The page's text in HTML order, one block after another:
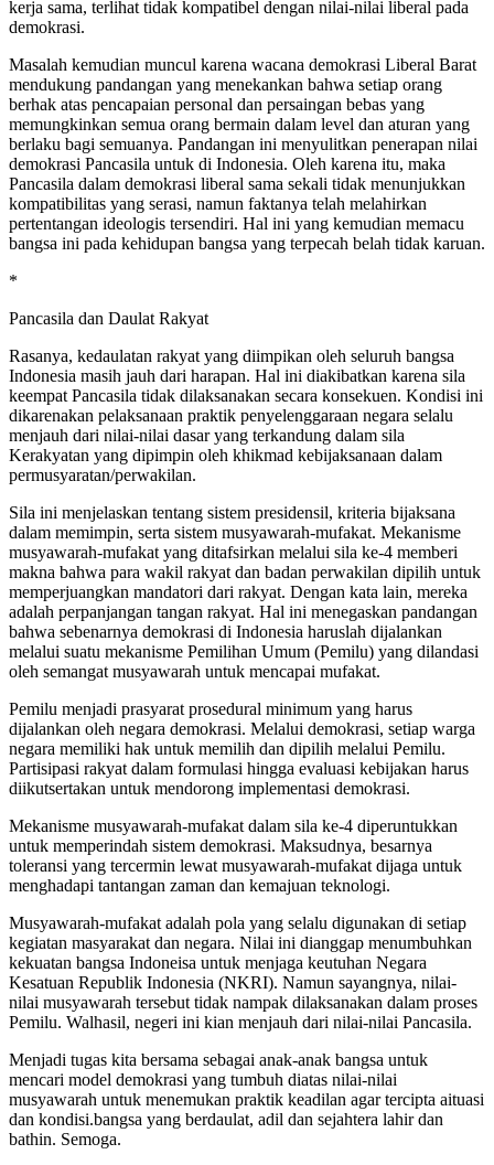
kerja sama, terlihat tidak kompatibel dengan nilai-nilai liberal pada
demokrasi.
Masalah kemudian muncul karena wacana demokrasi Liberal Barat
mendukung pandangan yang menekankan bahwa setiap orang
berhak atas pencapaian personal dan persaingan bebas yang
memungkinkan semua orang bermain dalam level dan aturan yang
berlaku bagi semuanya. Pandangan ini menyulitkan penerapan nilai
demokrasi Pancasila untuk di Indonesia. Oleh karena itu, maka
Pancasila dalam demokrasi liberal sama sekali tidak menunjukkan
kompatibilitas yang serasi, namun faktanya telah melahirkan
pertentangan ideologis tersendiri. Hal ini yang kemudian memacu
bangsa ini pada kehidupan bangsa yang terpecah belah tidak karuan.
*
Pancasila dan Daulat Rakyat
Rasanya, kedaulatan rakyat yang diimpikan oleh seluruh bangsa
Indonesia masih jauh dari harapan. Hal ini diakibatkan karena sila
keempat Pancasila tidak dilaksanakan secara konsekuen. Kondisi ini
dikarenakan pelaksanaan praktik penyelenggaraan negara selalu
menjauh dari nilai-nilai dasar yang terkandung dalam sila
Kerakyatan yang dipimpin oleh khikmad kebijaksanaan dalam
permusyaratan/perwakilan.
Sila ini menjelaskan tentang sistem presidensil, kriteria bijaksana
dalam memimpin, serta sistem musyawarah-mufakat. Mekanisme
musyawarah-mufakat yang ditafsirkan melalui sila ke-4 memberi
makna bahwa para wakil rakyat dan badan perwakilan dipilih untuk
memperjuangkan mandatori dari rakyat. Dengan kata lain, mereka
adalah perpanjangan tangan rakyat. Hal ini menegaskan pandangan
bahwa sebenarnya demokrasi di Indonesia haruslah dijalankan
melalui suatu mekanisme Pemilihan Umum (Pemilu) yang dilandasi
oleh semangat musyawarah untuk mencapai mufakat.
Pemilu menjadi prasyarat prosedural minimum yang harus
dijalankan oleh negara demokrasi. Melalui demokrasi, setiap warga
negara memiliki hak untuk memilih dan dipilih melalui Pemilu.
Partisipasi rakyat dalam formulasi hingga evaluasi kebijakan harus
diikutsertakan untuk mendorong implementasi demokrasi.
Mekanisme musyawarah-mufakat dalam sila ke-4 diperuntukkan
untuk memperindah sistem demokrasi. Maksudnya, besarnya
toleransi yang tercermin lewat musyawarah-mufakat dijaga untuk
menghadapi tantangan zaman dan kemajuan teknologi.
Musyawarah-mufakat adalah pola yang selalu digunakan di setiap
kegiatan masyarakat dan negara. Nilai ini dianggap menumbuhkan
kekuatan bangsa Indoneisa untuk menjaga keutuhan Negara
Kesatuan Republik Indonesia (NKRI). Namun sayangnya, nilai-
nilai musyawarah tersebut tidak nampak dilaksanakan dalam proses
Pemilu. Walhasil, negeri ini kian menjauh dari nilai-nilai Pancasila.
Menjadi tugas kita bersama sebagai anak-anak bangsa untuk
mencari model demokrasi yang tumbuh diatas nilai-nilai
musyawarah untuk menemukan praktik keadilan agar tercipta aituasi
dan kondisi.bangsa yang berdaulat, adil dan sejahtera lahir dan
bathin. Semoga.